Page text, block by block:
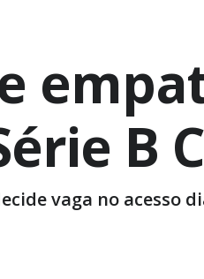
B
vaga no acesso